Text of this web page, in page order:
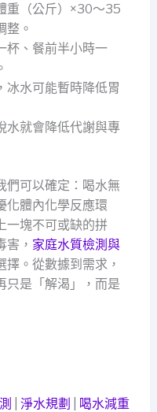
重（公斤）×30～35
整。
杯、餐前半小時一
冰水可能暫時降低胃
水就會降低代謝與專
們可以確定：喝水無
化體內化學反應環
一塊不可或缺的拼
害， 家庭水質檢測與
。從數據到需求，
只是「解渴」，而是
淨水規劃
喝水減重